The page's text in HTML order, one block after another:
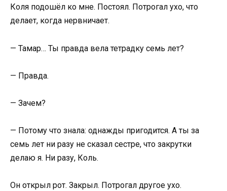
Коля подошёл ко мне. Постоял. Потрогал ухо, что
делает, когда нервничает.
— Тамар… Ты правда вела тетрадку семь лет?
— Правда.
— Зачем?
— Потому что знала: однажды пригодится. А ты за
семь лет ни разу не сказал сестре, что закрутки
делаю я. Ни разу, Коль.
Он открыл рот. Закрыл. Потрогал другое ухо.